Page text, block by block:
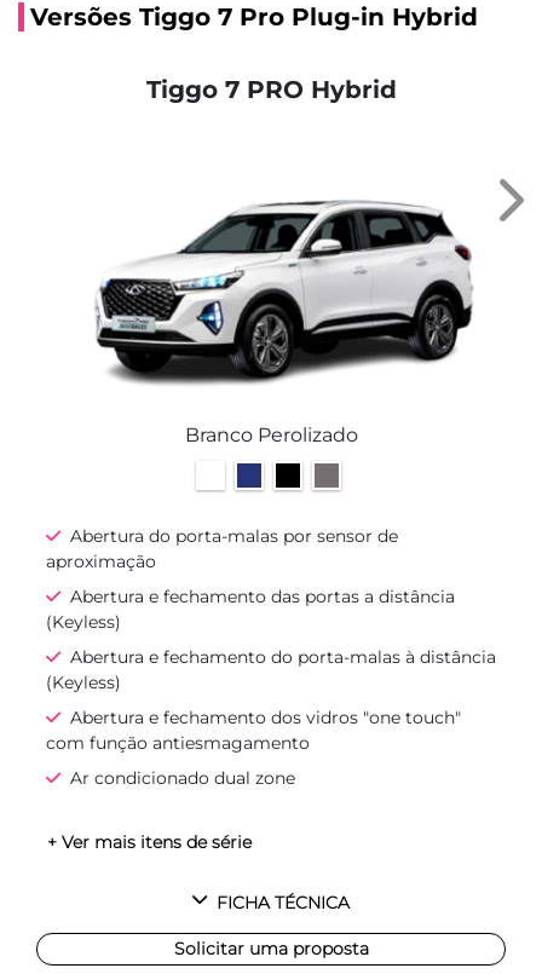
Versões Tiggo 7 Pro Plug-in Hybrid
Tiggo 7 PRO Hybrid
Branco Perolizado
Abertura do porta-malas por sensor de
aproximação
Abertura e fechamento das portas a distância
(Keyless)
Abertura e fechamento do porta-malas à distância
(Keyless)
Abertura e fechamento dos vidros "one touch"
com função antiesmagamento
Ar condicionado dual zone
+ Ver mais itens de série
FICHA TÉCNICA
Solicitar uma proposta